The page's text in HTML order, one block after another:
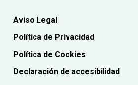
Aviso Legal
Política de Privacidad
Política de Cookies
Declaración de accesibilidad